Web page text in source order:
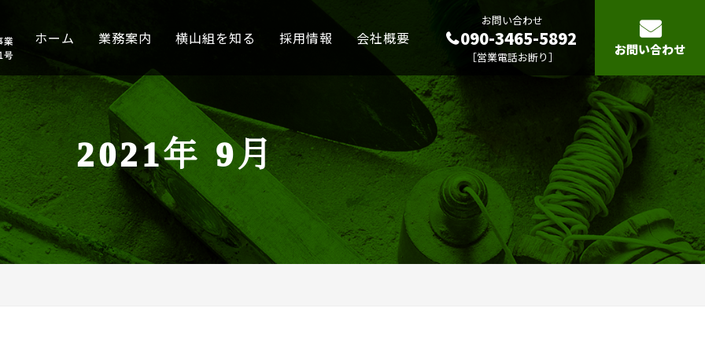
ホーム 業務案内 横山組を知る 採用情報 会社概要
お問い合わせ
090-3465-5892
［営業電話お断り］ お問い合わせ
2021年 9月